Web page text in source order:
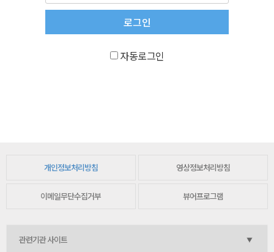
자동로그인
개인정보처리방침 영상정보처리방침
이메일무단수집거부 뷰어프로그램